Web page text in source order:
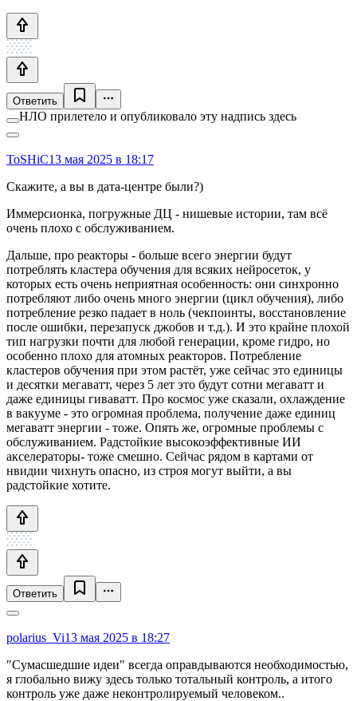
Ответить
НЛО прилетело и опубликовало эту надпись здесь
ToSHiC13 мая 2025 в 18:17
Скажите, а вы в дата-центре были?)
Иммерсионка, погружные ДЦ - нишевые истории, там всё
очень плохо с обслуживанием.
Дальше, про реакторы - больше всего энергии будут
потреблять кластера обучения для всяких нейросеток, у
которых есть очень неприятная особенность: они синхронно
потребляют либо очень много энергии (цикл обучения), либо
потребление резко падает в ноль (чекпоинты, восстановление
после ошибки, перезапуск джобов и т.д.). И это крайне плохой
тип нагрузки почти для любой генерации, кроме гидро, но
особенно плохо для атомных реакторов. Потребление
кластеров обучения при этом растёт, уже сейчас это единицы
и десятки мегаватт, через 5 лет это будут сотни мегаватт и
даже единицы гиваватт. Про космос уже сказали, охлаждение
в вакууме - это огромная проблема, получение даже единиц
мегаватт энергии - тоже. Опять же, огромные проблемы с
обслуживанием. Радстойкие высокоэффективные ИИ
акселераторы- тоже смешно. Сейчас рядом в картами от
нвидии чихнуть опасно, из строя могут выйти, а вы
радстойкие хотите.
Ответить
polarius_Vi13 мая 2025 в 18:27
"Сумасшедшие идеи" всегда оправдываются необходимостью,
я глобально вижу здесь только тотальный контроль, а итого
контроль уже даже неконтролируемый человеком..